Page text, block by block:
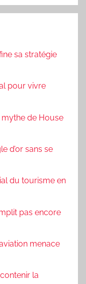
sa stratégie
pour vivre
de House
d’or sans se
du tourisme en
pas encore
menace
la